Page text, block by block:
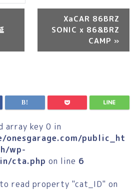
XaCAR 86BRZ
SONIC x 86&BRZ
CAMP »
array key 0 in
onesgarage.com/public_ht
wp-
cta.php on line 6
read property "cat_ID" on